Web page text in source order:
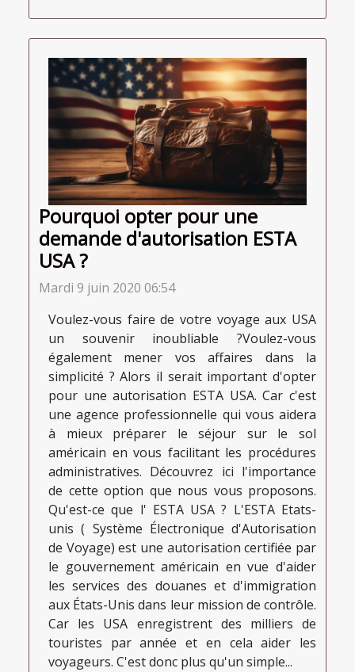
Pourquoi opter pour une
demande d'autorisation ESTA
USA ?
Mardi 9 juin 2020 06:54
Voulez-vous faire de votre voyage aux USA
un souvenir inoubliable ?Voulez-vous
également mener vos affaires dans la
simplicité ? Alors il serait important d'opter
pour une autorisation ESTA USA. Car c'est
une agence professionnelle qui vous aidera
à mieux préparer le séjour sur le sol
américain en vous facilitant les procédures
administratives. Découvrez ici l'importance
de cette option que nous vous proposons.
Qu'est-ce que l' ESTA USA ? L'ESTA Etats-
unis ( Système Électronique d'Autorisation
de Voyage) est une autorisation certifiée par
le gouvernement américain en vue d'aider
les services des douanes et d'immigration
aux États-Unis dans leur mission de contrôle.
Car les USA enregistrent des milliers de
touristes par année et en cela aider les
voyageurs. C'est donc plus qu'un simple...